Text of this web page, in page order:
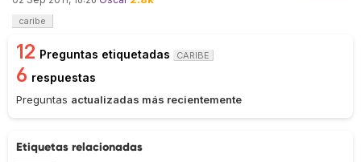
caribe
12 Preguntas etiquetadas CARIBE
6 respuestas
Preguntas actualizadas más recientemente
Etiquetas relacionadas